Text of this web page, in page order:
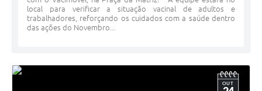
local para verificar a situação vacinal de adultos e
trabalhadores, reforçando os cuidados com a saúde dentro
das ações do Novembro...
OUT